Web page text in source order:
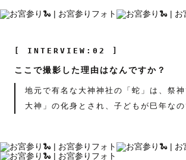
[ INTERVIEW:02 ]
ここで撮影した理由はなんですか？
地元で有名な大神神社の「蛇」は、祭
大神」の化身とされ、子どもが巳年なの